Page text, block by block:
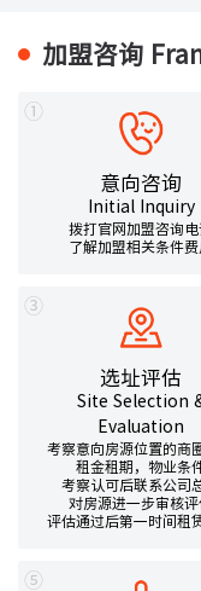
加盟咨询
①
意向咨询
Initial Inquiry
拨打官网加盟咨询电
了解加盟相关条件费
③
选址评估
Site Selection
Evaluation
考察意向房源位置的商
租金租期，物业条
考察认可后联系公司
对房源进一步审核评
评估通过后第一时间租
⑤